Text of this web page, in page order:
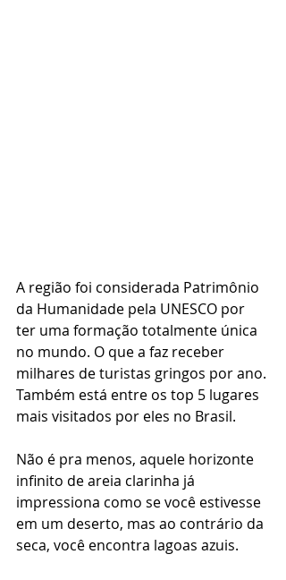
A região foi considerada Patrimônio
da Humanidade pela UNESCO por
ter uma formação totalmente única
no mundo. O que a faz receber
milhares de turistas gringos por ano.
Também está entre os top 5 lugares
mais visitados por eles no Brasil.
Não é pra menos, aquele horizonte
infinito de areia clarinha já
impressiona como se você estivesse
em um deserto, mas ao contrário da
seca, você encontra lagoas azuis.